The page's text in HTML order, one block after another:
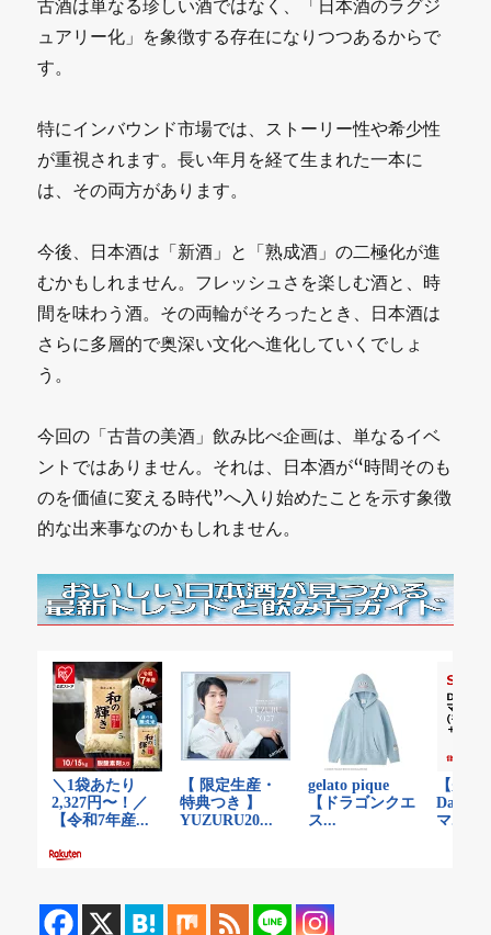
古酒は単なる珍しい酒ではなく、「日本酒のラグジ
ュアリー化」を象徴する存在になりつつあるからで
す。
特にインバウンド市場では、ストーリー性や希少性
が重視されます。長い年月を経て生まれた一本に
は、その両方があります。
今後、日本酒は「新酒」と「熟成酒」の二極化が進
むかもしれません。フレッシュさを楽しむ酒と、時
間を味わう酒。その両輪がそろったとき、日本酒は
さらに多層的で奥深い文化へ進化していくでしょ
う。
今回の「古昔の美酒」飲み比べ企画は、単なるイベ
ントではありません。それは、日本酒が“時間そのも
のを価値に変える時代”へ入り始めたことを示す象徴
的な出来事なのかもしれません。